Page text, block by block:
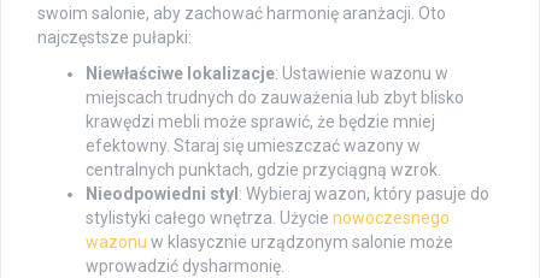
swoim salonie, aby zachować harmonię aranżacji. Oto
najczęstsze pułapki:
Niewłaściwe lokalizacje: Ustawienie wazonu w
miejscach trudnych do zauważenia lub zbyt blisko
krawędzi mebli może sprawić, że będzie mniej
efektowny. Staraj się umieszczać wazony w
centralnych punktach, gdzie przyciągną wzrok.
Nieodpowiedni styl : Wybieraj wazon, który pasuje do
stylistyki całego wnętrza. Użycie nowoczesnego
wazonu w klasycznie urządzonym salonie może
wprowadzić dysharmonię.